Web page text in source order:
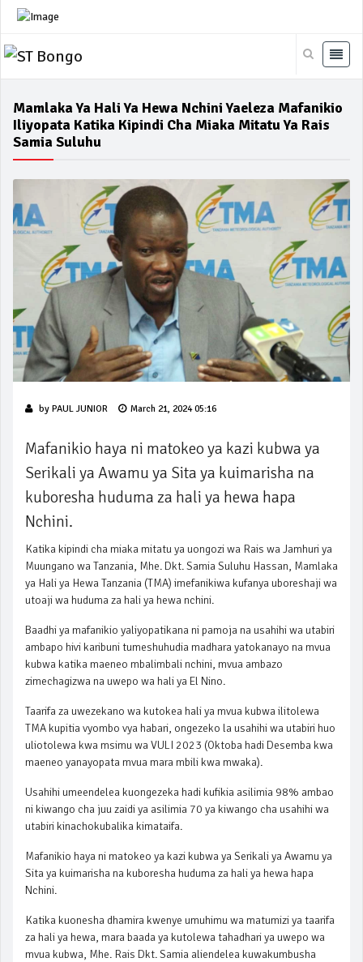
Mamlaka Ya Hali Ya Hewa Nchini Yaeleza Mafanikio
Iliyopata Katika Kipindi Cha Miaka Mitatu Ya Rais
Samia Suluhu
by PAUL JUNIOR March 21, 2024 05:16
Mafanikio haya ni matokeo ya kazi kubwa ya
Serikali ya Awamu ya Sita ya kuimarisha na
kuboresha huduma za hali ya hewa hapa
Nchini.
Katika kipindi cha miaka mitatu ya uongozi wa Rais wa Jamhuri ya
Muungano wa Tanzania, Mhe. Dkt. Samia Suluhu Hassan, Mamlaka
ya Hali ya Hewa Tanzania (TMA) imefanikiwa kufanya uboreshaji wa
utoaji wa huduma za hali ya hewa nchini.
Baadhi ya mafanikio yaliyopatikana ni pamoja na usahihi wa utabiri
ambapo hivi karibuni tumeshuhudia madhara yatokanayo na mvua
kubwa katika maeneo mbalimbali nchini, mvua ambazo
zimechagizwa na uwepo wa hali ya El Nino.
Taarifa za uwezekano wa kutokea hali ya mvua kubwa ilitolewa
TMA kupitia vyombo vya habari, ongezeko la usahihi wa utabiri huo
uliotolewa kwa msimu wa VULI 2023 (Oktoba hadi Desemba kwa
maeneo yanayopata mvua mara mbili kwa mwaka).
Usahihi umeendelea kuongezeka hadi kufikia asilimia 98% ambao
ni kiwango cha juu zaidi ya asilimia 70 ya kiwango cha usahihi wa
utabiri kinachokubalika kimataifa.
Mafanikio haya ni matokeo ya kazi kubwa ya Serikali ya Awamu ya
Sita ya kuimarisha na kuboresha huduma za hali ya hewa hapa
Nchini.
Katika kuonesha dhamira kwenye umuhimu wa matumizi ya taarifa
za hali ya hewa, mara baada ya kutolewa tahadhari ya uwepo wa
mvua kubwa, Mhe. Rais Dkt. Samia aliendelea kuwakumbusha